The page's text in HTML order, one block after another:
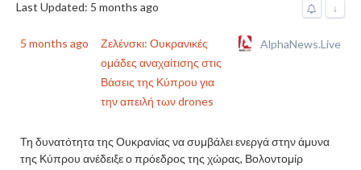
Last Updated: 5 months ago ↓
5 months ago
Ζελένσκι: Ουκρανικές
ομάδες αναχαίτισης στις
Βάσεις της Κύπρου για
την απειλή των drones
AlphaNews.Live
Τη δυνατότητα της Ουκρανίας να συμβάλει ενεργά στην άμυνα
της Κύπρου ανέδειξε ο πρόεδρος της χώρας, Βολοντομίρ